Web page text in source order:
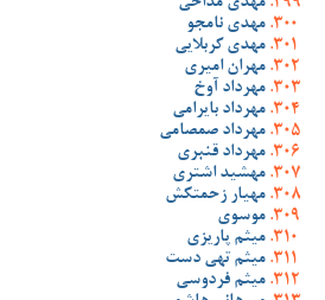
مهدی مداحی
مهدی نامجو
مهدی کربلایی
مهران امیری
مهرداد آوخ
مهرداد بایرامی
مهرداد صمصامی
مهرداد قنبری
مهشید اشتری
مهیار زحمتکش
موسوی
میثم پاریزی
میثم تهی دست
میثم فردوسی